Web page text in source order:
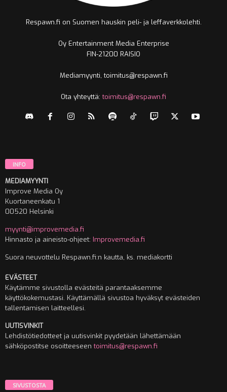
Respawn.fi on Suomen hauskin peli- ja leffaverkkolehti.
Oy Entertainment Media Enterprise
FIN-21200 RAISIO
Mediamyynti, toimitus@respawn.fi
Ota yhteyttä:toimitus@respawn.fi
INFO
MEDIAMYYNTI
Improve Media Oy
Kuortaneenkatu 1
00520 Helsinki
myynti@improvemedia.fi
Hinnasto ja aineisto-ohjeet: Improvemedia.fi
Suora neuvottelu Respawn.fi:n kautta, ks. mediakortti
EVÄSTEET
Käytämme sivustolla evästeitä parantaaksemme
käyttökokemustasi. Käyttämällä sivustoa hyväksyt evästeiden
tallentamisen laitteellesi.
UUTISVINKIT
Lehdistötiedotteet ja uutisvinkit pyydetään lähettämään
sähköpostitse osoitteeseentoimitus@respawn.fi
SIVUSTOSTA